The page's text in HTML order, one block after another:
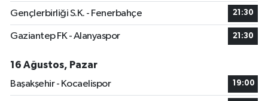
Gençlerbirliği S.K. - Fenerbahçe 21:30
Gaziantep FK - Alanyaspor 21:30
16 Ağustos, Pazar
Başakşehir - Kocaelispor
19:00